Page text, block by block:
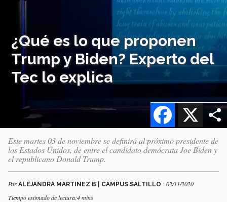
¿Qué es lo que proponen
Trump y Biden? Experto del
Tec lo explica
X
Facebook
Este martes 03 de noviembre se definirá al próximo presidente de
los Estados Unidos, de entre el candidato demócrata Joe Biden y
el republicano Donald Trump.
Por ALEJANDRA MARTINEZ B | CAMPUS SALTILLO - 02/11/2020
Tiempo estimado de lectura:4 mins